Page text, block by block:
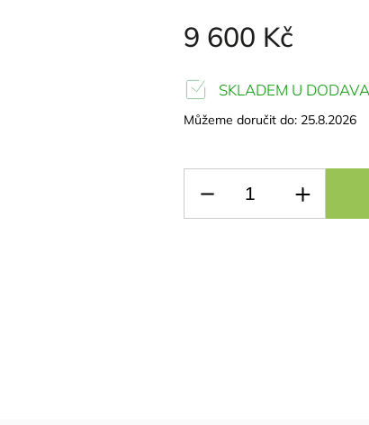
9 600 Kč
SKLADEM U
Můžeme doručit do: 25.8.2026